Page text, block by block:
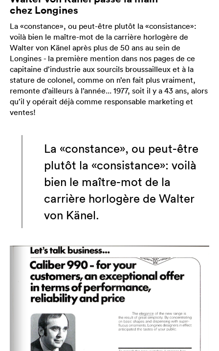
chez Longines
La «constance», ou peut-être plutôt la «consistance»:
voilà bien le maître-mot de la carrière horlogère de
Walter von Känel après plus de 50 ans au sein de
Longines - la première mention dans nos pages de ce
capitaine d’industrie aux sourcils broussailleux et à la
stature de colonel, comme on n’en fait plus vraiment,
remonte d’ailleurs à l’année... 1977, soit il y a 43 ans, alors
qu’il y opérait déjà comme responsable marketing et
ventes!
La «constance», ou peut-être
plutôt la «consistance»: voilà
bien le maître-mot de la
carrière horlogère de Walter
von Känel.